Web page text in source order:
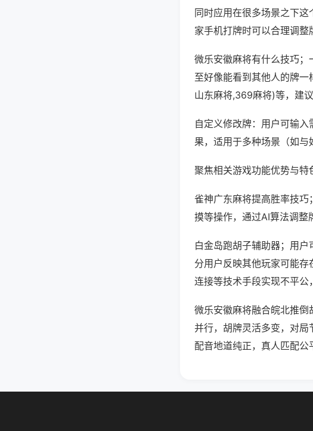
同时应用在很多场景之下
家手机打牌时可以合理调整
微乐安徽麻将有什么技巧
至好像能看到其他人的牌
山东麻将,369麻将)等，建
自定义修改牌：用户可输
果，适用于多种场景（如与
聚焦相关游戏功能优势与特
雀神广东麻将提高胜率技
摸等操作，通过AI算法调整
白金岛跑胡子辅助器；用户
分用户反映其他玩家可能存
连接等技术手段实现不平公
微乐安徽麻将融合皖北推
并行，胡牌灵活多变，对
配音地道纯正，真人匹配公